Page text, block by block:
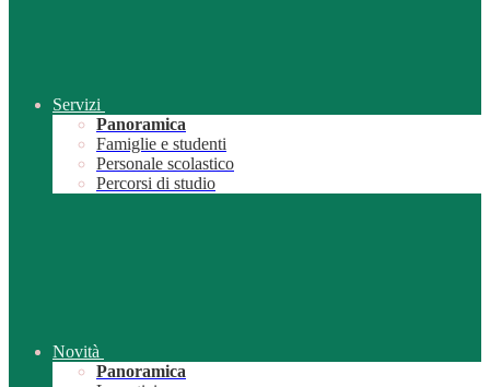
Servizi
Panoramica
Famiglie e studenti
Personale scolastico
Percorsi di studio
Novità
Panoramica